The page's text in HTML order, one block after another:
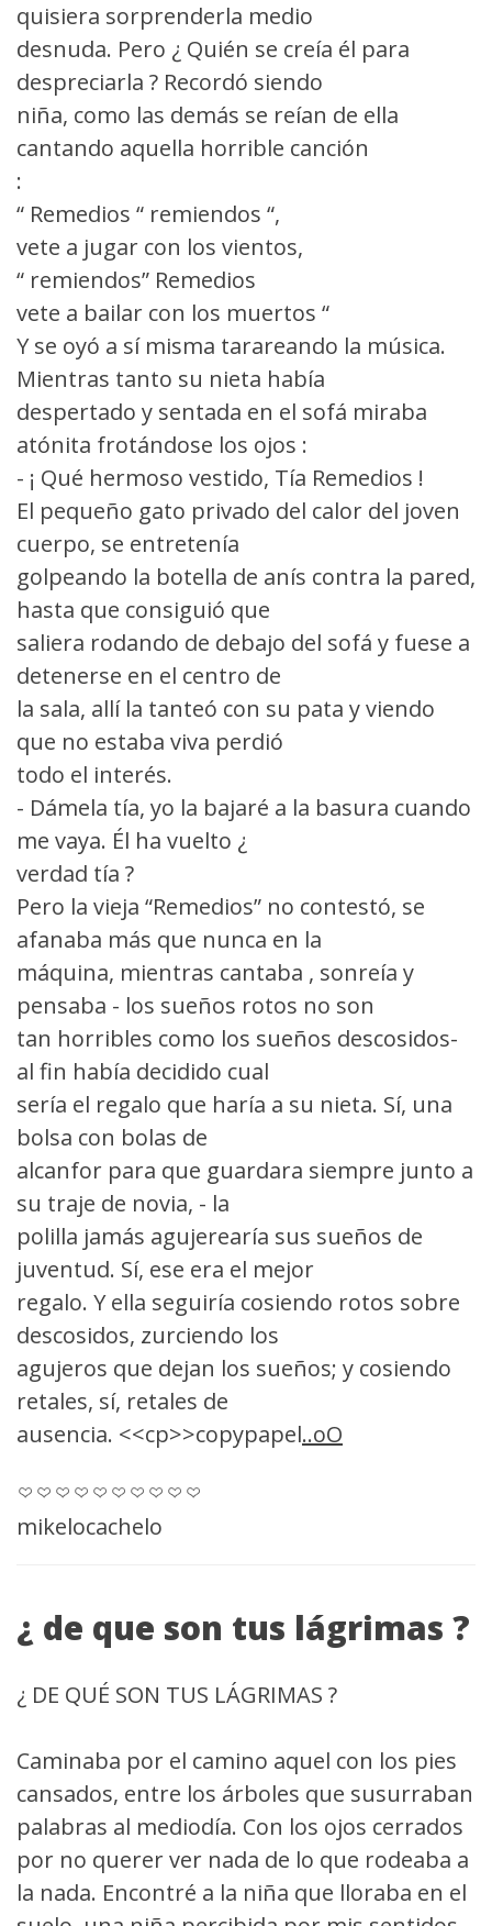
quisiera sorprenderla medio
desnuda. Pero ¿ Quién se creía él para
despreciarla ? Recordó siendo
niña, como las demás se reían de ella
cantando aquella horrible canción
:
“ Remedios “ remiendos “,
vete a jugar con los vientos,
“ remiendos” Remedios
vete a bailar con los muertos “
Y se oyó a sí misma tarareando la música.
Mientras tanto su nieta había
despertado y sentada en el sofá miraba
atónita frotándose los ojos :
- ¡ Qué hermoso vestido, Tía Remedios !
El pequeño gato privado del calor del joven
cuerpo, se entretenía
golpeando la botella de anís contra la pared,
hasta que consiguió que
saliera rodando de debajo del sofá y fuese a
detenerse en el centro de
la sala, allí la tanteó con su pata y viendo
que no estaba viva perdió
todo el interés.
- Dámela tía, yo la bajaré a la basura cuando
me vaya. Él ha vuelto ¿
verdad tía ?
Pero la vieja “Remedios” no contestó, se
afanaba más que nunca en la
máquina, mientras cantaba , sonreía y
pensaba - los sueños rotos no son
tan horribles como los sueños descosidos-
al fin había decidido cual
sería el regalo que haría a su nieta. Sí, una
bolsa con bolas de
alcanfor para que guardara siempre junto a
su traje de novia, - la
polilla jamás agujerearía sus sueños de
juventud. Sí, ese era el mejor
regalo. Y ella seguiría cosiendo rotos sobre
descosidos, zurciendo los
agujeros que dejan los sueños; y cosiendo
retales, sí, retales de
ausencia. <<cp>>copypapel..oO
mikelocachelo
¿ de que son tus lágrimas ?
¿ DE QUÉ SON TUS LÁGRIMAS ?
Caminaba por el camino aquel con los pies
cansados, entre los árboles que susurraban
palabras al mediodía. Con los ojos cerrados
por no querer ver nada de lo que rodeaba a
la nada. Encontré a la niña que lloraba en el